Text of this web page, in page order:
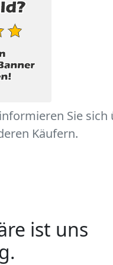
Sie sich
Käufern.
ist uns